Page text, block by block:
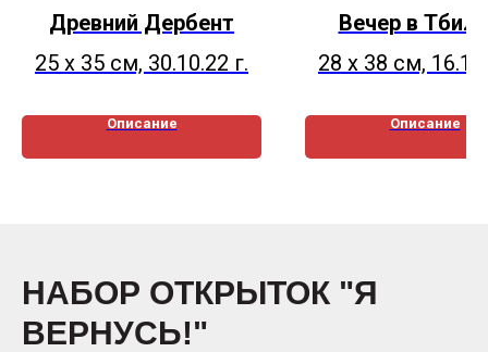
Древний Дербент
25 х 35 см, 30.10.22 г.
Описание
Вечер в
28 х 38 см,
Описание
НАБОР ОТКРЫТОК "Я
ВЕРНУСЬ!"